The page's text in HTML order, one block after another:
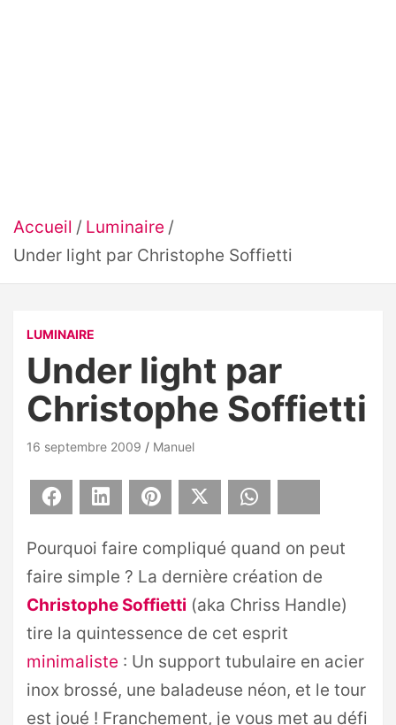
Accueil
Luminaire
Under light par Christophe Soffietti
LUMINAIRE
Under light par
Christophe Soffietti
16 septembre 2009 Manuel
Facebook LinkedIn Pinterest
Pourquoi faire compliqué quand on peut
faire simple ? La dernière création de
Christophe Soffietti (aka Chriss Handle)
tire la quintessence de cet esprit
minimaliste : Un support tubulaire en acier
inox brossé, une baladeuse néon, et le tour
est joué ! Franchement, je vous met au défi